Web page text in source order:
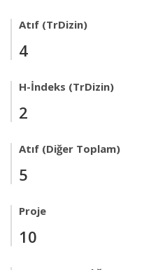
Atıf (TrDizin)
4
H-İndeks (TrDizin)
2
Atıf (Diğer Toplam)
5
Proje
10